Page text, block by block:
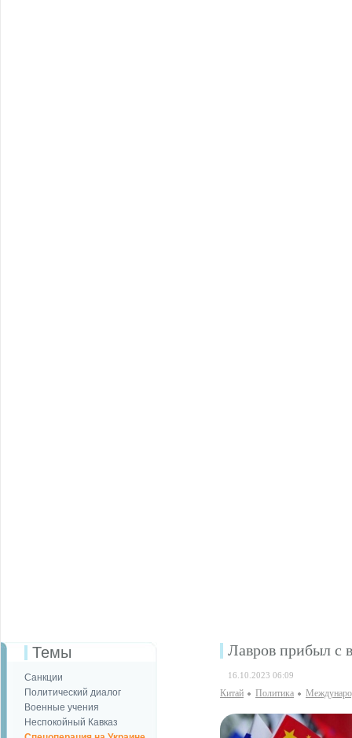
Темы
Санкции
Политический диалог
Военные учения
Неспокойный Кавказ
Лавров прибыл с
16.10.2023 06:09
Китай Политика